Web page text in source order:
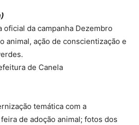
oficial da campanha Dezembro
animal, ação de conscientização e
de Canela
temática com a
de adoção animal; fotos dos